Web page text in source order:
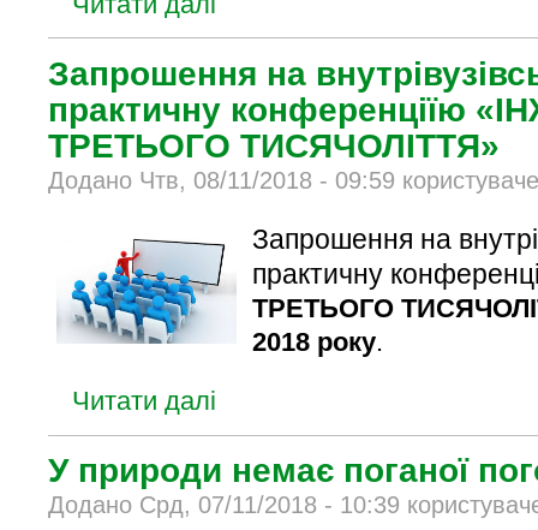
Запрошення на
практичну конференціїю
ТРЕТЬОГО ТИСЯЧОЛІТТЯ»
Додано Чтв, 08/11/2018 - 09:59
Запрошення на
практичну
ТРЕТЬОГО
2018 року.
Читати далі
У природи немає поганої
Додано Срд, 07/11/2018 - 10:39